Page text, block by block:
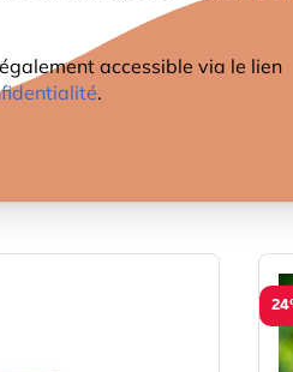
accessible via le lien
.